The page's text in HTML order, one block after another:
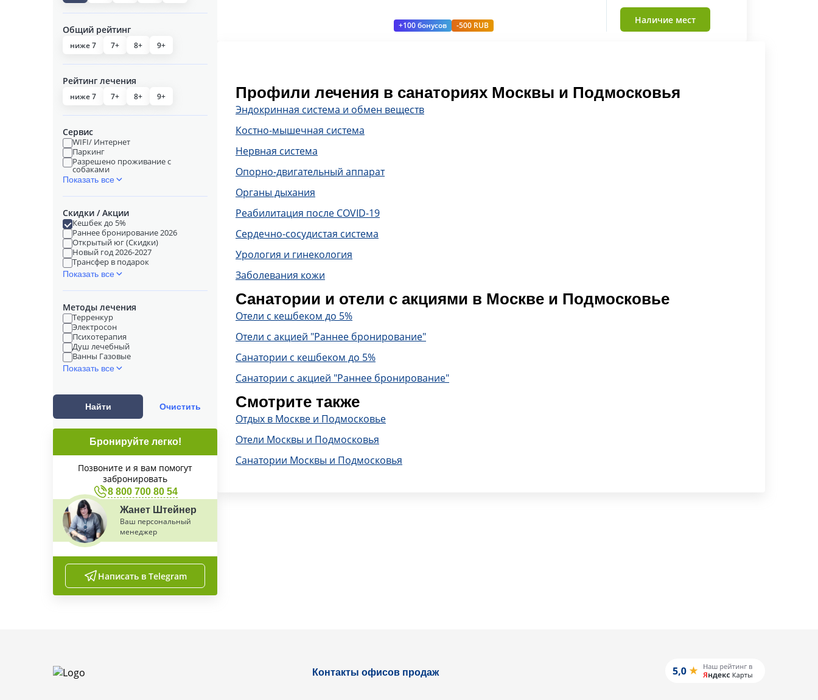
Общий рейтинг
ниже 7 7+ 8+ 9+
Рейтинг лечения
ниже 7 7+ 8+ 9+
Сервис
WIFI/ Интернет
Паркинг
Разрешено проживание с
собаками
Показать все
Скидки / Акции
Кешбек до 5%
Раннее бронирование 2026
Открытый юг (Скидки)
Новый год 2026-2027
Трансфер в подарок
Показать все
Методы лечения
Терренкур
Электросон
Психотерапия
Душ лечебный
Ванны Газовые
Показать все
Найти Очистить
Бронируйте легко!
Позвоните и я вам помогут
забронировать
8 800 700 80 54
Жанет Штейнер
Ваш персональный
менеджер
Написать в Telegram
+100 бонусов -500 RUB Наличие мест
Профили лечения в санаториях Москвы и Подмосковья
Эндокринная система и обмен веществ
Костно-мышечная система
Нервная система
Опорно-двигательный аппарат
Органы дыхания
Реабилитация после COVID-19
Сердечно-сосудистая система
Урология и гинекология
Заболевания кожи
Санатории и отели с акциями в Москве и Подмосковье
Отели с кешбеком до 5%
Отели с акцией "Раннее бронирование"
Санатории с кешбеком до 5%
Санатории с акцией "Раннее бронирование"
Смотрите также
Отдых в Москве и Подмосковье
Отели Москвы и Подмосковья
Санатории Москвы и Подмосковья
Контакты офисов продаж